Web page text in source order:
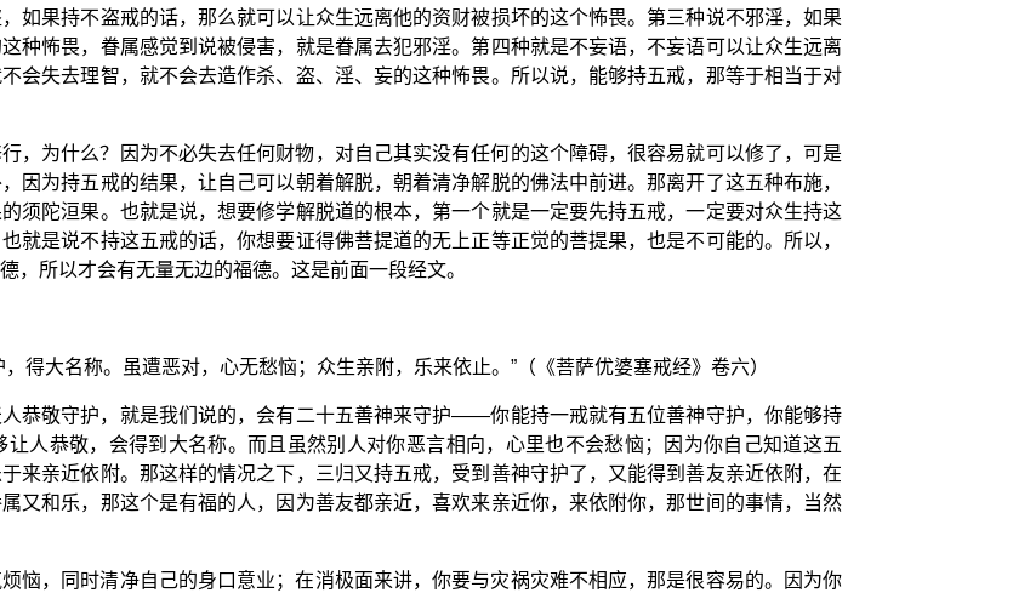
如果持不盗戒的话，那么就可以让众生远离他的资财被损坏的这个怖畏。第三种说不邪淫，如果
种怖畏，眷属感觉到说被侵害，就是眷属去犯邪淫。第四种就是不妄语，不妄语可以让众生远离
会失去理智，就不会去造作杀、盗、淫、妄的这种怖畏。所以说，能够持五戒，那等于相当于对
，为什么？因为不必失去任何财物，对自己其实没有任何的这个障碍，很容易就可以修了，可是
因为持五戒的结果，让自己可以朝着解脱，朝着清净解脱的佛法中前进。那离开了这五种布施，
须陀洹果。也就是说，想要修学解脱道的根本，第一个就是一定要先持五戒，一定要对众生持这
就是说不持这五戒的话，你想要证得佛菩提道的无上正等正觉的菩提果，也是不可能的。所以，
，所以才会有无量无边的福德。这是前面一段经文。
得大名称。虽遭恶对，心无愁恼；众生亲附，乐来依止。”（《菩萨优婆塞戒经》卷六）
恭敬守护，就是我们说的，会有二十五善神来守护——你能持一戒就有五位善神守护，你能够持
人恭敬，会得到大名称。而且虽然别人对你恶言相向，心里也不会愁恼；因为你自己知道这五
来亲近依附。那这样的情况之下，三归又持五戒，受到善神守护了，又能得到善友亲近依附，在
又和乐，那这个是有福的人，因为善友都亲近，喜欢来亲近你，来依附你，那世间的事情，当然
恼，同时清净自己的身口意业；在消极面来讲，你要与灾祸灾难不相应，那是很容易的。因为你